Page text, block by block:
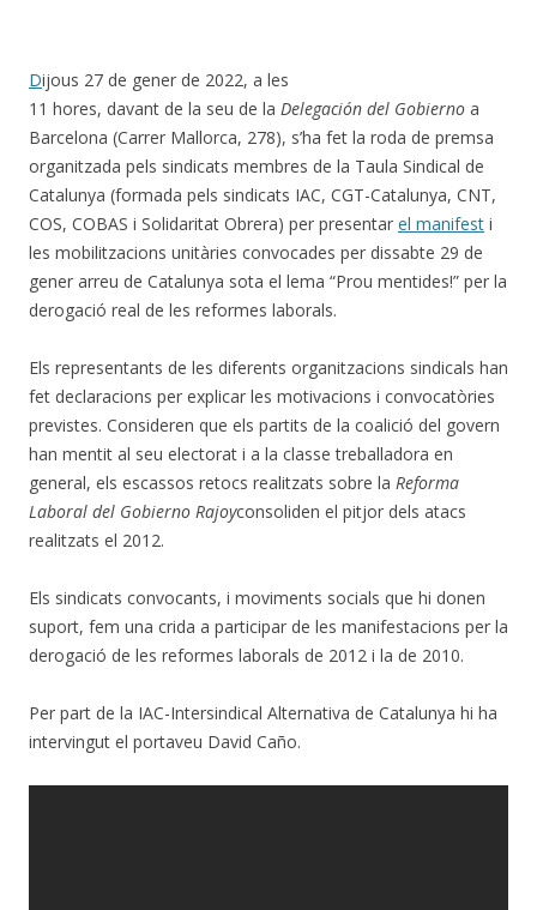
Dijous 27 de gener de 2022, a les
11 hores, davant de la seu de la Delegación del Gobierno a
Barcelona (Carrer Mallorca, 278), s’ha fet la roda de premsa
organitzada pels sindicats membres de la Taula Sindical de
Catalunya (formada pels sindicats IAC, CGT-Catalunya, CNT,
COS, COBAS i Solidaritat Obrera) per presentar el manifest i
les mobilitzacions unitàries convocades per dissabte 29 de
gener arreu de Catalunya sota el lema “Prou mentides!” per la
derogació real de les reformes laborals.
Els representants de les diferents organitzacions sindicals han
fet declaracions per explicar les motivacions i convocatòries
previstes. Consideren que els partits de la coalició del govern
han mentit al seu electorat i a la classe treballadora en
general, els escassos retocs realitzats sobre la Reforma
Laboral del Gobierno Rajoyconsoliden el pitjor dels atacs
realitzats el 2012.
Els sindicats convocants, i moviments socials que hi donen
suport, fem una crida a participar de les manifestacions per la
derogació de les reformes laborals de 2012 i la de 2010.
Per part de la IAC-Intersindical Alternativa de Catalunya hi ha
intervingut el portaveu David Caño.